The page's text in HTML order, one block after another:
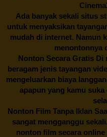
Ada banyak sekali situs
untuk menyaksikan
mudah di internet. Namun
menontonnya
Nonton Secara Gratis Di
beragam jenis tayangan
mengeluarkan biaya
apapun yang kamu
Nonton Film Tanpa Iklan
sangat mengganggu
nonton film secara